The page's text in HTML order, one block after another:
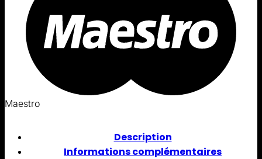
Maestro
Description
Informations complémentaires